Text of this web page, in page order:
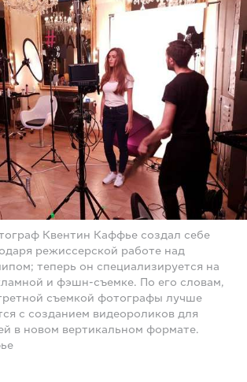
Квентин Каффье создал себе
режиссерской работе над
теперь он специализируется на
и фэшн-съемке. По его словам,
съемкой фотографы лучше
с созданием видеороликов для
в новом вертикальном формате.